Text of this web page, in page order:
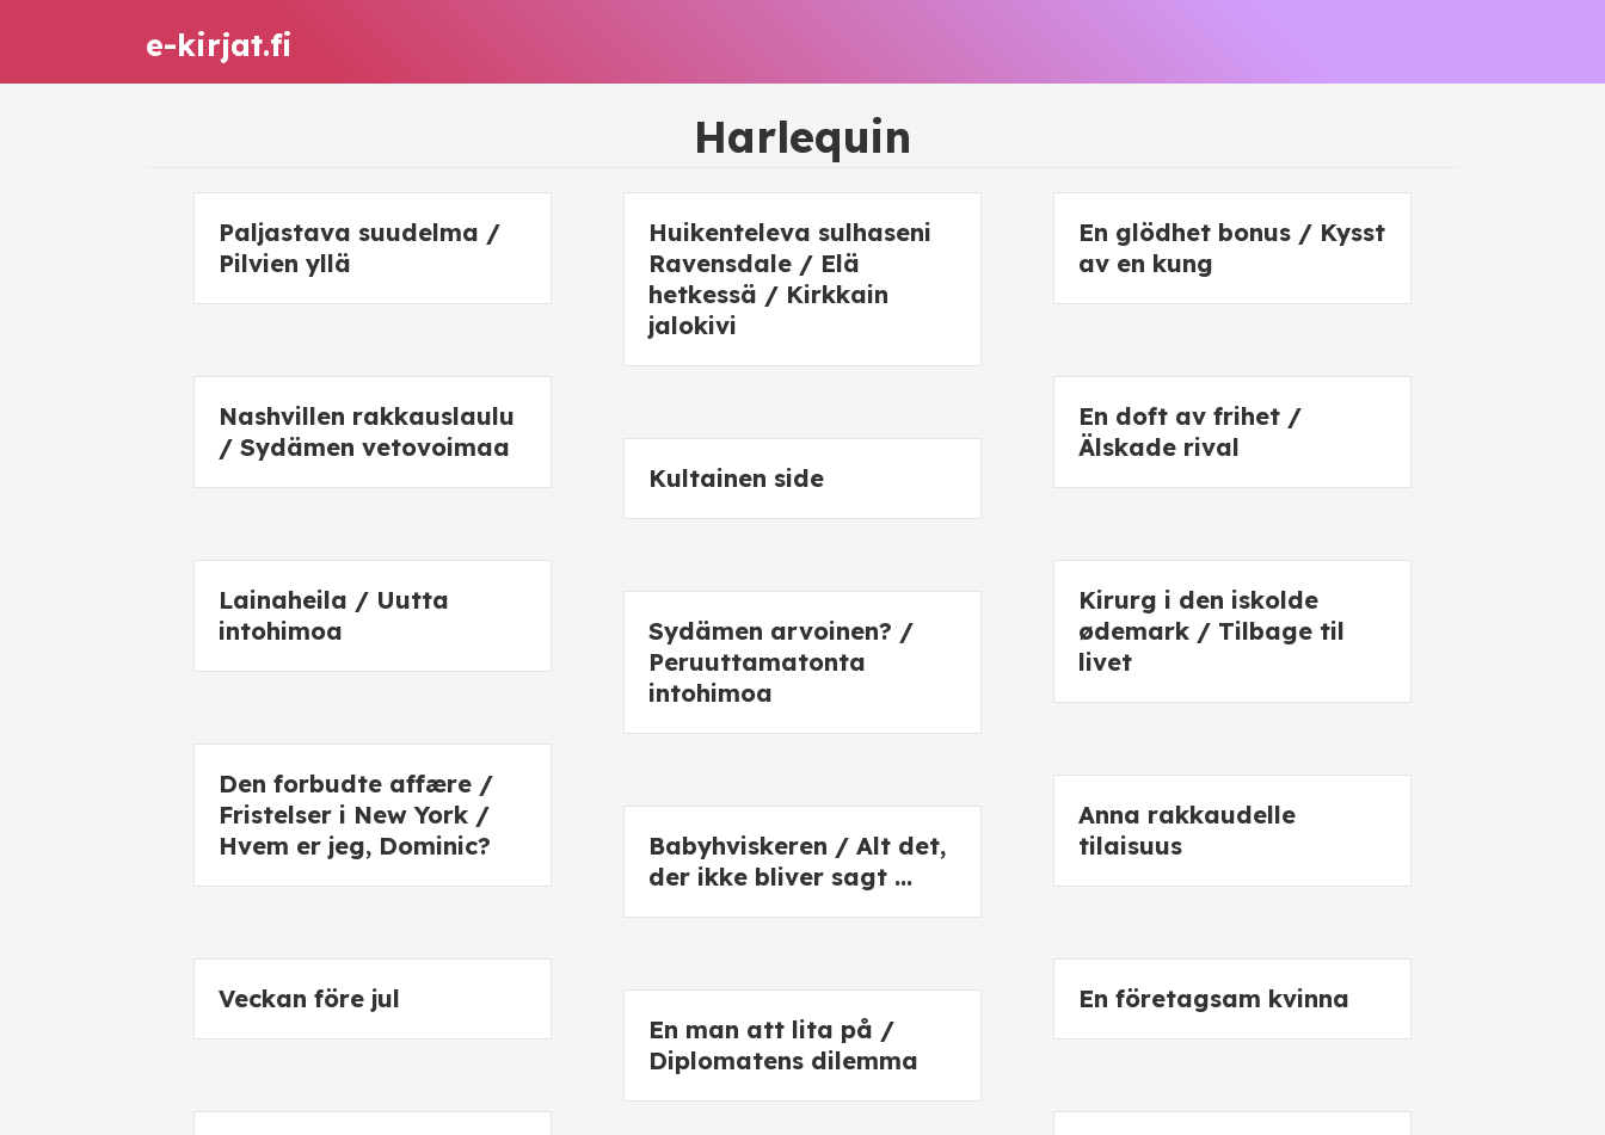
e-kirjat.fi
Harlequin
Paljastava suudelma /
Pilvien yllä
Huikenteleva sulhaseni
Ravensdale / Elä
hetkessä / Kirkkain
jalokivi
En glödhet bonus / Kysst
av en kung
Nashvillen rakkauslaulu
/ Sydämen vetovoimaa
En doft av frihet /
Älskade rival
Kultainen side
Lainaheila / Uutta
intohimoa
Kirurg i den iskolde
ødemark / Tilbage til
livet
Sydämen arvoinen? /
Peruuttamatonta
intohimoa
Den forbudte affære /
Fristelser i New York /
Hvem er jeg, Dominic?
Anna rakkaudelle
tilaisuus
Babyhviskeren / Alt det,
der ikke bliver sagt …
Veckan före jul
En företagsam kvinna
En man att lita på /
Diplomatens dilemma